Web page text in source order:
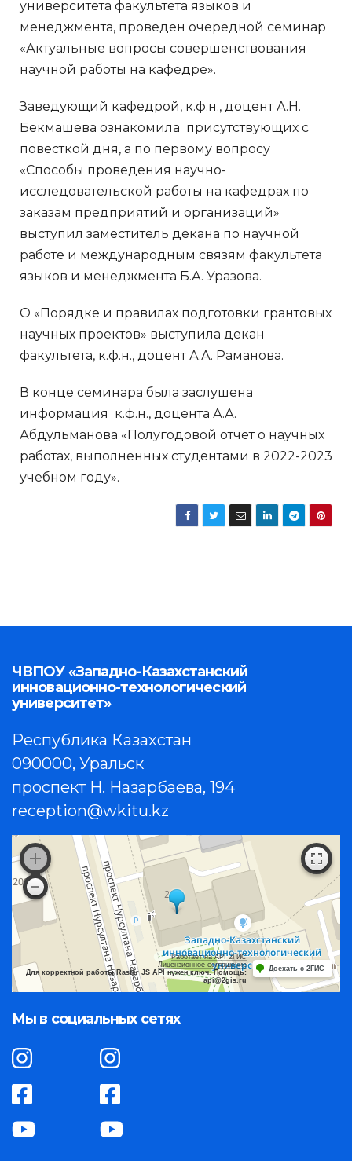
университета факультета языков и
менеджмента, проведен очередной семинар
«Актуальные вопросы совершенствования
научной работы на кафедре».
Заведующий кафедрой, к.ф.н., доцент А.Н.
Бекмашева ознакомила присутствующих с
повесткой дня, а по первому вопросу
«Способы проведения научно-
исследовательской работы на кафедрах по
заказам предприятий и организаций»
выступил заместитель декана по научной
работе и международным связям факультета
языков и менеджмента Б.А. Уразова.
О «Порядке и правилах подготовки грантовых
научных проектов» выступила декан
факультета, к.ф.н., доцент А.А. Раманова.
В конце семинара была заслушена
информация к.ф.н., доцента А.А.
Абдульманова «Полугодовой отчет о научных
работах, выполненных студентами в 2022-2023
учебном году».
ЧВПОУ «Западно-Казахстанский
инновационно-технологический
университет»
Республика Казахстан
090000, Уральск
проспект Н. Назарбаева, 194
reception@wkitu.kz
Работает на API 2ГИС
Лицензионное соглашение
Для корректной работы Raster JS API нужен ключ. Помощь:
api@2gis.ru
Доехать с 2ГИС
Мы в социальных сетях